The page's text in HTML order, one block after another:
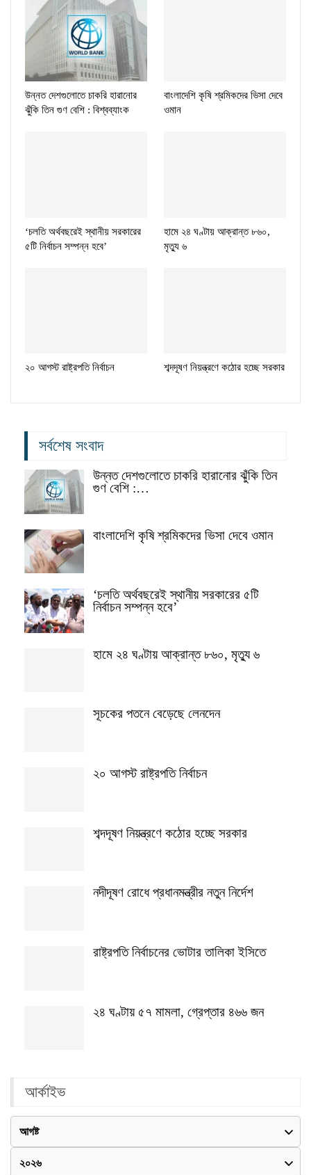
উন্নত দেশগুলোতে চাকরি হারানোর
ঝুঁকি তিন গুণ বেশি : বিশ্বব্যাংক
বাংলাদেশি কৃষি শ্রমিকদের ভিসা দেবে
ওমান
‘চলতি অর্থবছরেই স্থানীয় সরকারের
৫টি নির্বাচন সম্পন্ন হবে’
হামে ২৪ ঘণ্টায় আক্রান্ত ৮৬০,
মৃত্যু ৬
২০ আগস্ট রাষ্ট্রপতি নির্বাচন শব্দদূষণ নিয়ন্ত্রণে কঠোর হচ্ছে সরকার
সর্বশেষ সংবাদ
উন্নত দেশগুলোতে চাকরি হারানোর ঝুঁকি তিন
গুণ বেশি :…
বাংলাদেশি কৃষি শ্রমিকদের ভিসা দেবে ওমান
‘চলতি অর্থবছরেই স্থানীয় সরকারের ৫টি
নির্বাচন সম্পন্ন হবে’
হামে ২৪ ঘণ্টায় আক্রান্ত ৮৬০, মৃত্যু ৬
সূচকের পতনে বেড়েছে লেনদেন
২০ আগস্ট রাষ্ট্রপতি নির্বাচন
শব্দদূষণ নিয়ন্ত্রণে কঠোর হচ্ছে সরকার
নদীদূষণ রোধে প্রধানমন্ত্রীর নতুন নির্দেশ
রাষ্ট্রপতি নির্বাচনের ভোটার তালিকা ইসিতে
২৪ ঘণ্টায় ৫৭ মামলা, গ্রেপ্তার ৪৬৬ জন
আর্কাইভ